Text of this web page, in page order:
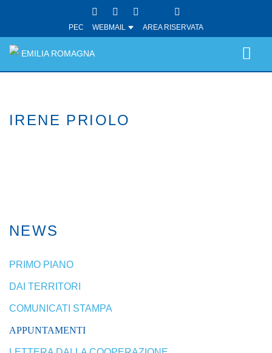
PEC WEBMAIL AREA RISERVATA
EMILIA ROMAGNA
IRENE PRIOLO
NEWS
PRIMO PIANO
DAI TERRITORI
COMUNICATI STAMPA
APPUNTAMENTI